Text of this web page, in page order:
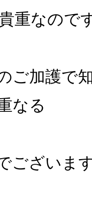
重なので
ご加護で
なる
ございま